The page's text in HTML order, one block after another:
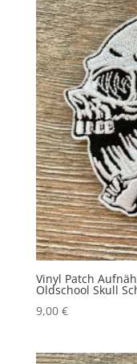
Vinyl Patch
Oldschool Skull
9,00 €